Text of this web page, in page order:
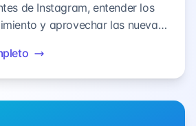
de Instagram, entender los
y aprovechar las nuevas
y compromiso.